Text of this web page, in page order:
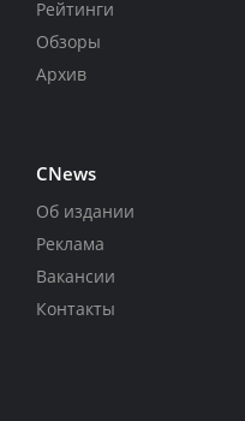
Рейтинги
Обзоры
Архив
CNews
Об издании
Реклама
Вакансии
Контакты